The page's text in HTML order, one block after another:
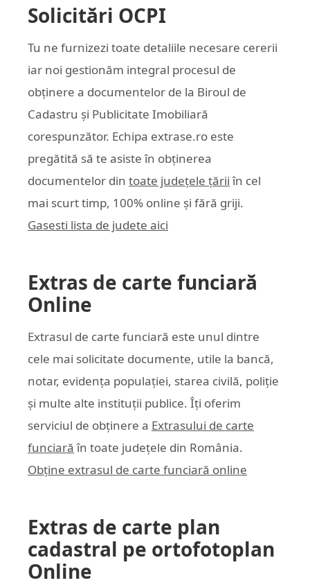
Solicitări OCPI
Tu ne furnizezi toate detaliile necesare cererii
iar noi gestionăm integral procesul de
obținere a documentelor de la Biroul de
Cadastru și Publicitate Imobiliară
corespunzător. Echipa extrase.ro este
pregătită să te asiste în obținerea
documentelor din toate județele țării în cel
mai scurt timp, 100% online și fără griji.
Gasesti lista de judete aici
Extras de carte funciară
Online
Extrasul de carte funciară este unul dintre
cele mai solicitate documente, utile la bancă,
notar, evidența populației, starea civilă, poliție
și multe alte instituții publice. Îți oferim
serviciul de obținere a Extrasului de carte
funciară în toate județele din România.
Obține extrasul de carte funciară online
Extras de carte plan
cadastral pe ortofotoplan
Online